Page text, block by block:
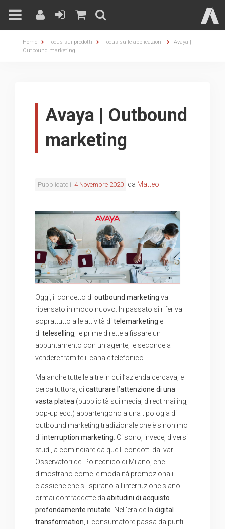
Home Focus sui prodotti Focus sulle applicazioni
Avaya |
Outbound marketing
Avaya | Outbound
marketing
Pubblicato il 4 Novembre 2020 da Matteo
Oggi, il concetto di outbound marketing va
ripensato in modo nuovo. In passato si riferiva
soprattutto alle attività di telemarketing e
di teleselling , le prime dirette a fissare un
appuntamento con un agente, le seconde a
vendere tramite il canale telefonico.
Ma anche tutte le altre in cui l’azienda cercava, e
cerca tuttora, di catturare l’attenzione di una
vasta platea (pubblicità sui media, direct mailing,
pop-up ecc.) appartengono a una tipologia di
outbound marketing tradizionale che è sinonimo
di interruption marketing . Ci sono, invece, diversi
studi, a cominciare da quelli condotti dai vari
Osservatori del Politecnico di Milano, che
dimostrano come le modalità promozionali
classiche che si ispirano all’interruzione siano
ormai contraddette da abitudini di acquisto
profondamente mutate . Nell’era della digital
transformation , il consumatore passa da punti